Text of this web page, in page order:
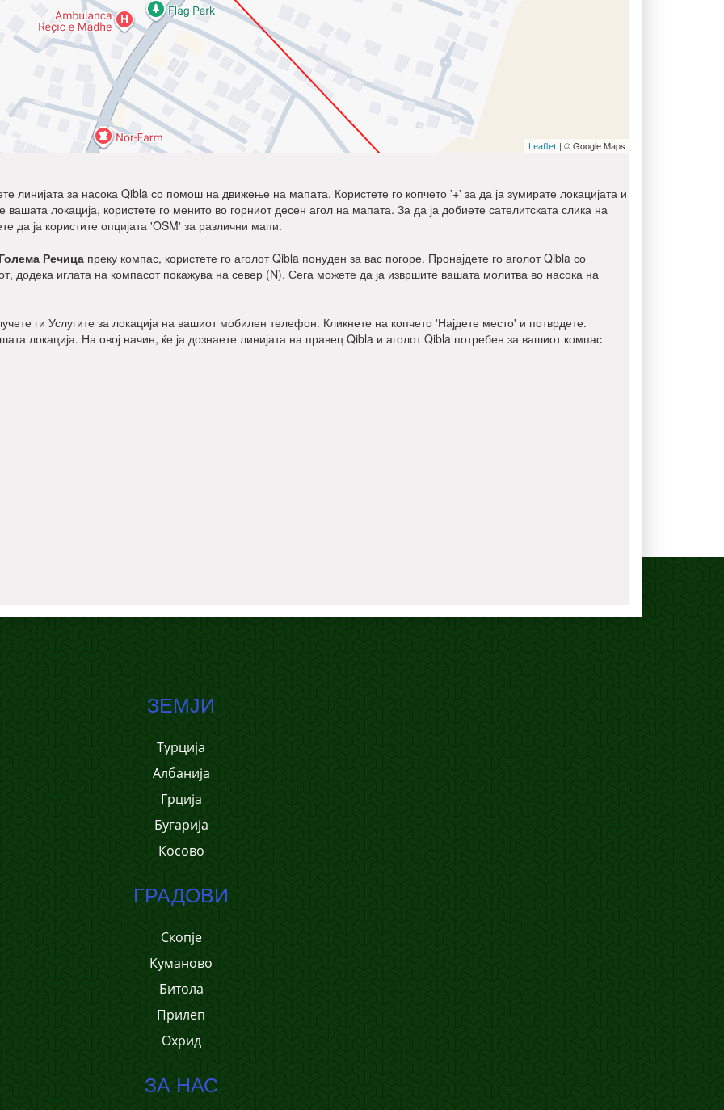
Leaflet | © Google Maps
линијата за насока Qibla со помош на движење на мапата. Користете го копчето '+' за да ја зумирате локацијата и
вашата локација, користете го менито во горниот десен агол на мапата. За да ја добиете сателитската слика на
да ја користите опцијата 'OSM' за различни мапи.
Речица преку компас, користете го аголот Qibla понуден за вас погоре. Пронајдете го аголот Qibla со
додека иглата на компасот покажува на север (N). Сега можете да ја извршите вашата молитва во насока на
ги Услугите за локација на вашиот мобилен телефон. Кликнете на копчето 'Најдете место' и потврдете.
локација. На овој начин, ќе ја дознаете линијата на правец Qibla и аголот Qibla потребен за вашиот компас
ЗЕМЈИ
Турција
Албанија
Грција
Бугарија
Косово
ГРАДОВИ
Скопје
Куманово
Битола
Прилеп
Охрид
ЗА НАС